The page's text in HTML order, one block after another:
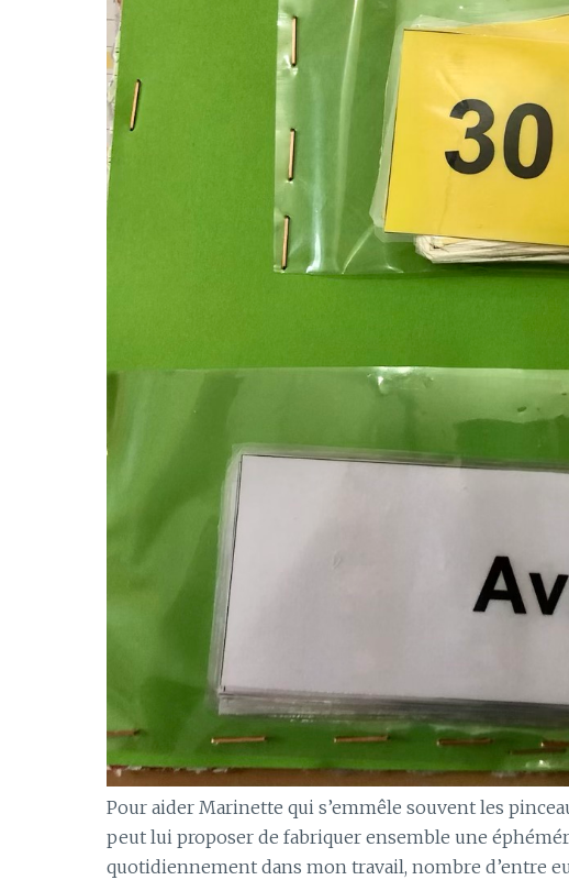
Pour aider Marinette qui s’emmêle souvent les
peut lui proposer de fabriquer ensemble une
quotidiennement dans mon travail, nombre d’entre